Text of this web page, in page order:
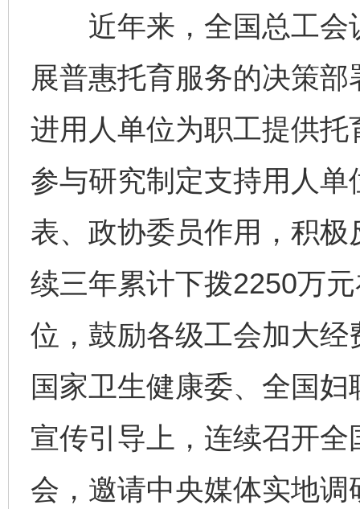
近年来，全国总工会
展普惠托育服务的决策
进用人单位为职工提供
参与研究制定支持用人
表、政协委员作用，积
续三年累计下拨2250万
位，鼓励各级工会加大
国家卫生健康委、全国
宣传引导上，连续召开
会，邀请中央媒体实地